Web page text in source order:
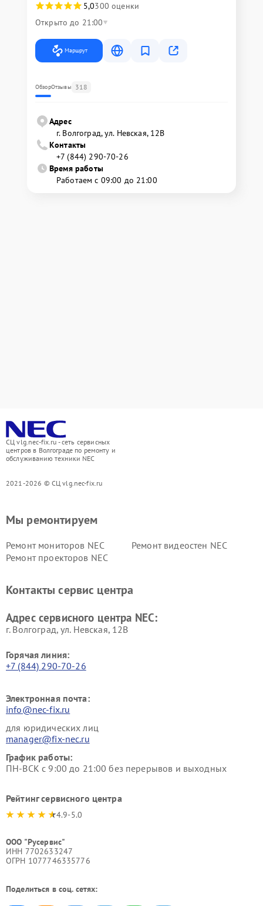
5,0300 оценки
Открыто до 21:00
Маршрут
ОбзорОтзывы 318
Адрес
г. Волгоград, ул. Невская, 12В
Контакты
+7 (844) 290-70-26
Время работы
Работаем с 09:00 до 21:00
СЦ vlg.nec-fix.ru - сеть сервисных
центров в Волгограде по ремонту и
обслуживанию техники NEC
2021-2026 © СЦ vlg.nec-fix.ru
Мы ремонтируем
Ремонт мониторов NEC
Ремонт видеостен NEC
Ремонт проекторов NEC
Контакты сервис центра
Адрес сервисного центра NEC:
г. Волгоград, ул. Невская, 12В
Горячая линия:
+7 (844) 290-70-26
Электронная почта:
info@nec-fix.ru
для юридических лиц
manager@fix-nec.ru
График работы:
ПН-ВСК с 9:00 до 21:00 без перерывов и выходных
Рейтинг сервисного центра
4.9-5.0
ООО "Русервис"
ИНН 7702633247
ОГРН 1077746335776
Поделиться в соц. сетях: